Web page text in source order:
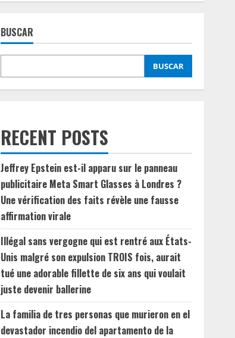
BUSCAR
BUSCAR
RECENT POSTS
Jeffrey Epstein est-il apparu sur le panneau
publicitaire Meta Smart Glasses à Londres ?
Une vérification des faits révèle une fausse
affirmation virale
Illégal sans vergogne qui est rentré aux États-
Unis malgré son expulsion TROIS fois, aurait
tué une adorable fillette de six ans qui voulait
juste devenir ballerine
La familia de tres personas que murieron en el
devastador incendio del apartamento de la